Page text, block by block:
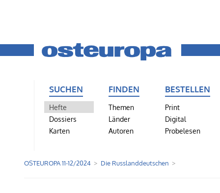
SUCHEN
Hefte
Dossiers
Karten
FINDEN
Themen
Länder
Autoren
BESTELLEN
Print
Digital
Probelesen
OSTEUROPA 11-12/2024 Die Russlanddeutschen